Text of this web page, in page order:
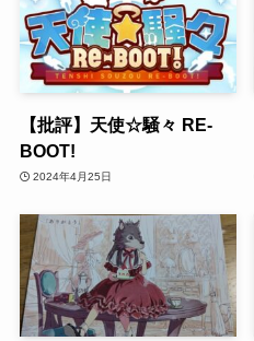
【批評】天使☆騒々 RE-
BOOT!
2024年4月25日